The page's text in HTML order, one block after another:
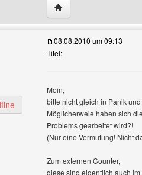
Website dieses
Benutzer-Profile anzeigen
08.08.2010 um 09:13
Titel:
Moin,
bitte nicht gleich in Panik
Möglicherweie haben sich
Problems gearbeitet wird?!
(Nur eine Vermutung! Nicht
Zum externen Counter,
diese sind eigentlich auch